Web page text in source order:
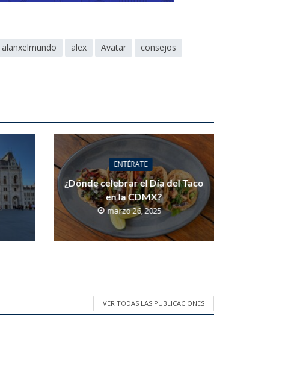
alanxelmundo alex Avatar
consejos
ENTÉRATE
¿Dónde celebrar el Día del Taco
en la CDMX?
marzo 26, 2025
VER TODAS LAS PUBLICACIONES